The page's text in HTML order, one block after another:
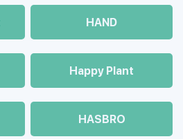
HAND
Happy Plant
HASBRO